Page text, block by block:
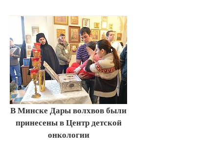
В Минске Дары волхвов были
принесены в Центр детской
онкологии